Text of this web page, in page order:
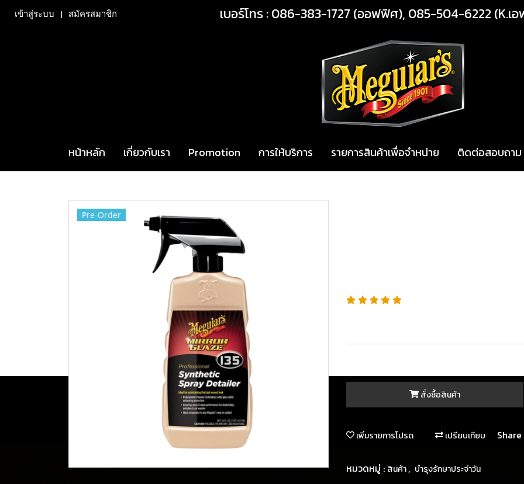
เข้าสู่ระบบ สมัครสมาชิก เบอร์โทร : 086-383-1727 (ออฟฟิศ), 085-504-6222 (K.เ
หน้าหลัก เกี่ยวกับเรา Promotion การให้บริการ รายการสินค้าเพื่อจำหน่าย ติดต่อสอบถาม
Pre-Order
สั่งซื้อสินค้า
เพิ่มรายการโปรด เปรียบเทียบ Share
หมวดหมู่ : สินค้า, บำรุงรักษาประจำวัน